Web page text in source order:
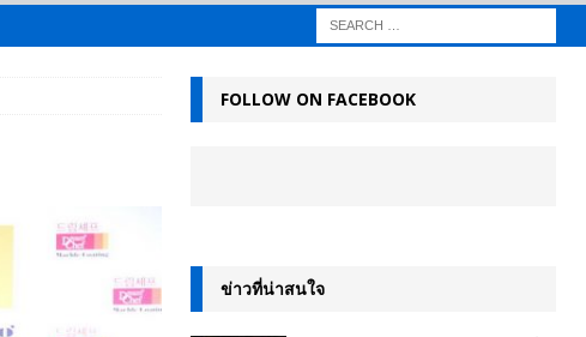
FOLLOW ON FACEBOOK
ข่าวที่น่าสนใจ